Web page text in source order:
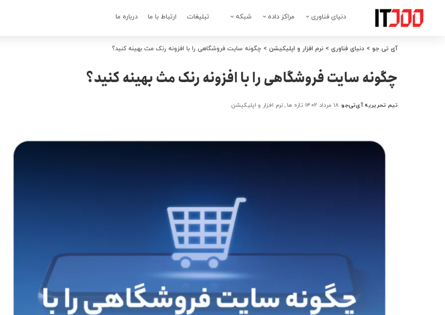
دنیای فناوری مراکز داده شبکه تبلیغات ارتباط با ما درباره ما
آی تی جو > دنیای فناوری > نرم افزار و اپلیکیشن > چگونه سایت فروشگاهی را با افزونه رنک مث بهینه کنید؟
چگونه سایت فروشگاهی را با افزونه رنک مث بهینه کنید؟
ارسال
تیم تحریریه آی‌تی‌جو ۱۸ مرداد ۱۴۰۲ تازه ها نرم افزار و اپلیکیشن